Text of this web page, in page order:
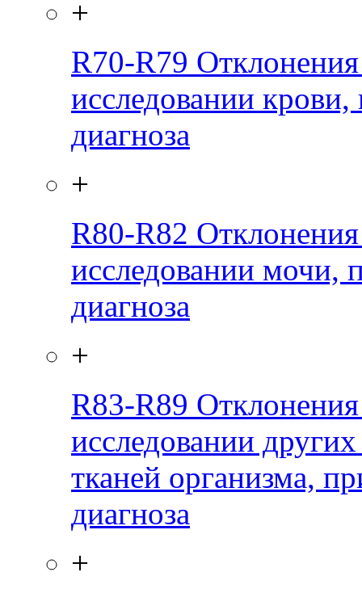
+
R70-R79
исследовании крови,
диагноза
+
R80-R82
исследовании мочи,
диагноза
+
R83-R89
исследовании
тканей организма,
диагноза
+